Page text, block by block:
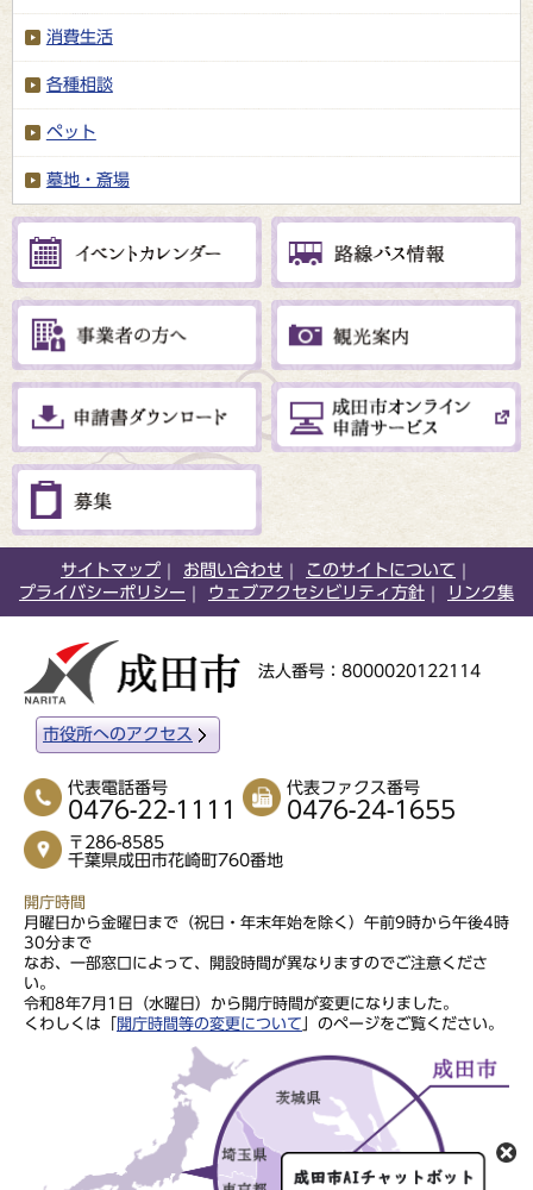
消費生活
各種相談
ペット
墓地・斎場
サイトマップ お問い合わせ
このサイトについて
プライバシーポリシー
ウェブアクセシビリティ方針 リンク集
法人番号：8000020122114
市役所へのアクセス
代表電話番号
0476-22-1111
代表ファクス番号
0476-24-1655
〒286-8585
千葉県成田市花崎町760番地
開庁時間
月曜日から金曜日まで（祝日・年末年始を除く）午前9時から午後4時
30分まで
なお、一部窓口によって、開設時間が異なりますのでご注意くださ
い。
令和8年7月1日（水曜日）から開庁時間が変更になりました。
くわしくは「
開庁時間等の変更について 」のページをご覧ください。